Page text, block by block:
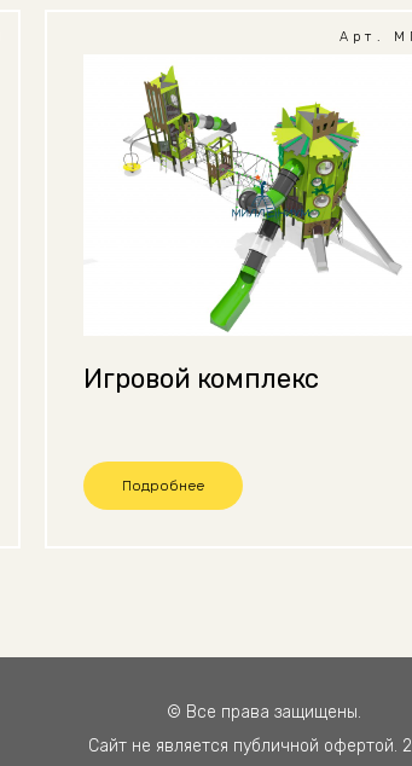
Арт.
Игровой комплекс
Подробнее
© Все права защищены.
Сайт не является публичной офертой.